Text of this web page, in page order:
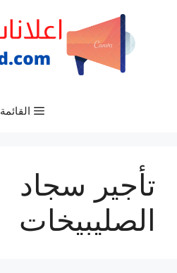
القائمة
تأجير سجاد
الصليبيخات